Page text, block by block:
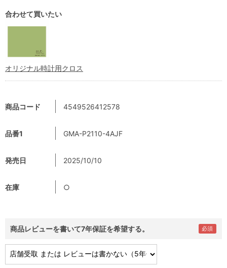
商品コード 4549526412578
品番1 GMA-P2110-4AJF
発売日 2025/10/10
在庫 ○
商品レビューを書いて7年保証を希望する。
合わせて買いたい
オリジナル時計用クロス